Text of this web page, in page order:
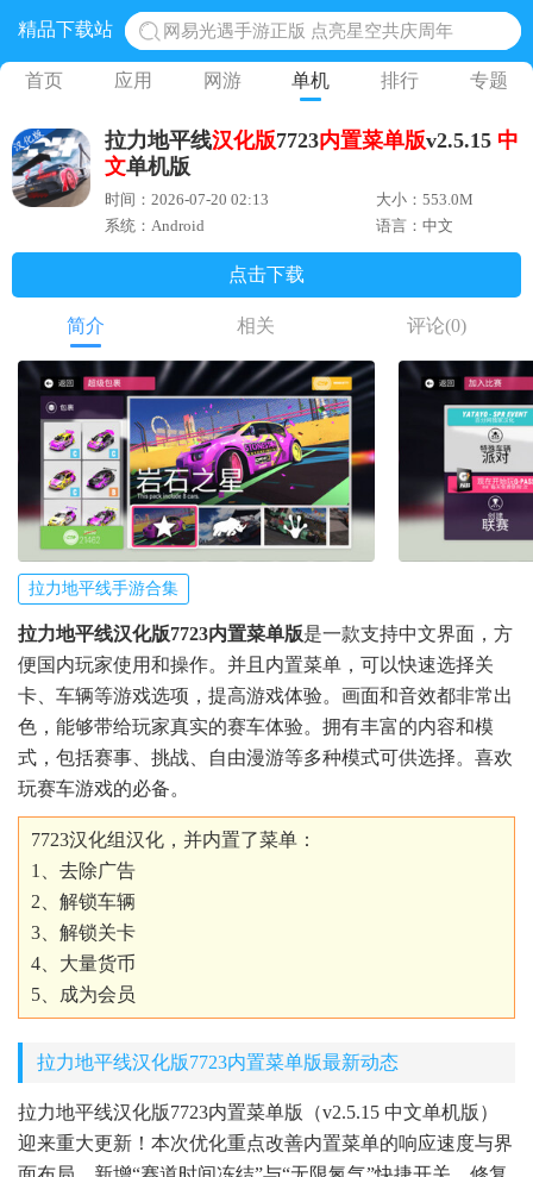
精品下载站
网易光遇手游正版 点亮星空共庆周年
黎明觉醒生机腾讯正版 黎明觉醒生机国际服
蛋仔派对下载 蛋仔派对体验服
奥特曼王者传奇 正版奥特曼游戏
首页 应用 网游 单机 排行 专题
拉力地平线汉化版7723内置菜单版v2.5.15 中
文单机版
时间：2026-07-20 02:13
大小：553.0M
系统：Android
语言：中文
点击下载
简介 相关 评论(0)
拉力地平线手游合集
拉力地平线汉化版7723内置菜单版是一款支持中文界面，方
便国内玩家使用和操作。并且内置菜单，可以快速选择关
卡、车辆等游戏选项，提高游戏体验。画面和音效都非常出
色，能够带给玩家真实的赛车体验。拥有丰富的内容和模
式，包括赛事、挑战、自由漫游等多种模式可供选择。喜欢
玩赛车游戏的必备。
7723汉化组汉化，并内置了菜单：
1、去除广告
2、解锁车辆
3、解锁关卡
4、大量货币
5、成为会员
拉力地平线汉化版7723内置菜单版最新动态
拉力地平线汉化版7723内置菜单版（v2.5.15 中文单机版）
迎来重大更新！本次优化重点改善内置菜单的响应速度与界